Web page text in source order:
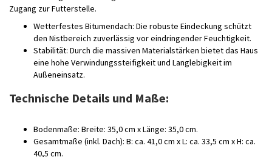
Zugang zur Futterstelle.
Wetterfestes Bitumendach: Die robuste Eindeckung schützt
den Nistbereich zuverlässig vor eindringender Feuchtigkeit.
Stabilität: Durch die massiven Materialstärken bietet das Haus
eine hohe Verwindungssteifigkeit und Langlebigkeit im
Außeneinsatz.
Technische Details und Maße:
Bodenmaße: Breite: 35,0 cm x Länge: 35,0 cm.
Gesamtmaße (inkl. Dach): B: ca. 41,0 cm x L: ca. 33,5 cm x H: ca.
40,5 cm.